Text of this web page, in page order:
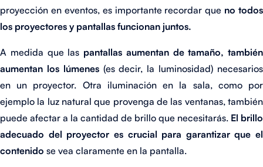
proyección en eventos, es importante recordar que no todos
los proyectores y pantallas funcionan juntos.
A medida que las pantallas aumentan de tamaño, también
aumentan los lúmenes(es decir, la luminosidad) necesarios
en un proyector. Otra iluminación en la sala, como por
ejemplo la luz natural que provenga de las ventanas, también
puede afectar a la cantidad de brillo que necesitarás. El brillo
adecuado del proyector es crucial para garantizar que el
contenido se vea claramente en la pantalla.